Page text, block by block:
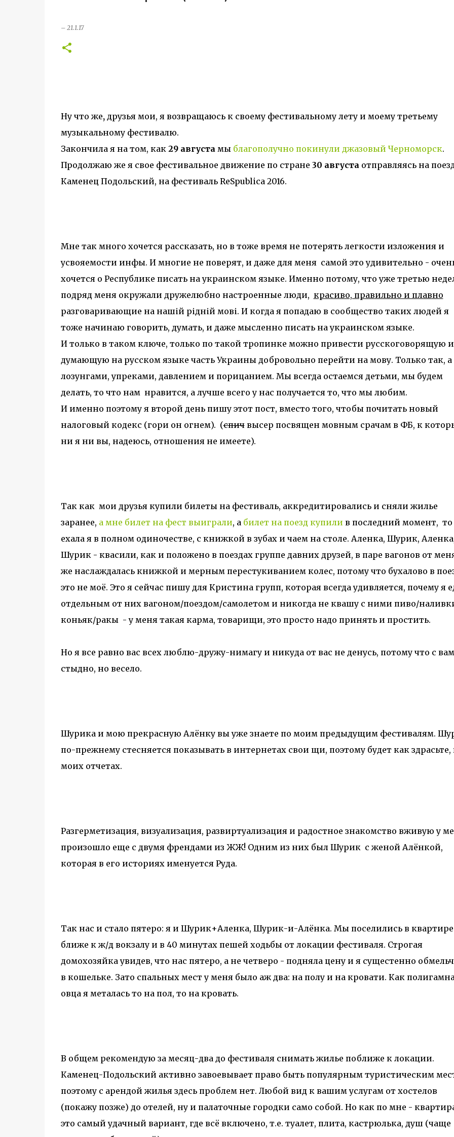
– 21.1.17
Ну что же,друзья мои, я возвращаюсь к своему фестивальному лету и моему третьему
музыкальному фестивалю.
Закончила я на том, как 29 августа мы благополучно покинули джазовый Черноморск.
Продолжаю же я свое фестивальное движение по стране 30 августа отправляясь на
Каменец Подольский, на фестиваль ReSpublica 2016.
Мне так много хочется рассказать, но в тоже время не потерять легкости изложения и
усвояемости инфы. И многие не поверят, и даже для меня самой это удивительно -
хочется о Республике писать на украинском языке. Именно потому, что уже третью
подряд меня окружали дружелюбно настроенные люди, красиво, правильно и плавно
разговаривающие на нашій рідній мові. И когда я попадаю в сообщество таких людей я
тоже начинаю говорить, думать, и даже мысленно писать на украинском языке.
И только в таком ключе, только по такой тропинке можно привести русскоговорящую и
думающую на русском языке часть Украины добровольно перейти на мову. Только так, а
лозунгами, упреками, давлением и порицанием. Мы всегда остаемся детьми, мы будем
делать, то что нам нравится, а лучше всего у нас получается то, что мы любим.
И именно поэтому я второй день пишу этот пост, вместо того, чтобы почитать новый
налоговый кодекс (гори он огнем). (спичвысер посвящен мовным срачам в ФБ, к
ни я ни вы, надеюсь, отношения не имеете).
Так как мои друзья купили билеты на фестиваль, аккредитировались и сняли жилье
заранее, а мне билет на фест выиграли, а билет на поезд купили в последний момент, то
ехала я в полном одиночестве, с книжкой в зубах и чаем на столе. Аленка, Шурик,
Шурик - квасили, как и положено в поездах группе давних друзей, в паре вагонов от
же наслаждалась книжкой и мерным перестукиванием колес, потому что бухалово в
это не моё. Это я сейчас пишу для Кристина групп, которая всегда удивляется, почему я
отдельным от них вагоном/поездом/самолетом и никогда не квашу с ними пиво/
коньяк/ракы - у меня такая карма, товарищи, это просто надо принять и простить.
Но я все равно вас всех люблю-дружу-нимагу и никуда от вас не денусь, потому что с
стыдно, но весело.
Шурика и мою прекрасную Алёнку вы уже знаете по моим предыдущим фестивалям.
по-прежнему стесняется показывать в интернетах свои щи, поэтому будет как здрасьте,
моих отчетах.
Разгерметизация, визуализация, развиртуализация и радостное знакомство вживую у
произошло еще с двумя френдами из ЖЖ! Одним из них был Шурик с женой Алёнкой,
которая в его историях именуется Руда.
Так нас и стало пятеро: я и Шурик+Аленка, Шурик-и-Алёнка. Мы поселились в квартире
ближе к ж/д вокзалу и в 40 минутах пешей ходьбы от локации фестиваля. Строгая
домохозяйка увидев, что нас пятеро, а не четверо - подняла цену и я сущестенно
в кошельке. Зато спальных мест у меня было аж два: на полу и на кровати. Как
овца я металась то на пол, то на кровать.
В общем рекомендую за месяц-два до фестиваля снимать жилье поближе к локации.
Каменец-Подольский активно завоевывает право быть популярным туристическим
поэтому с арендой жилья здесь проблем нет. Любой вид к вашим услугам от хостелов
(покажу позже) до отелей, ну и палаточные городки само собой. Но как по мне -
это самый удачный вариант, где всё включено, т.е. туалет, плита, кастрюлька, душ (чаще